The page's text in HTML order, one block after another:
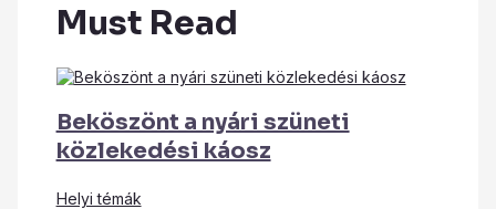
Must Read
Beköszönt a nyári szüneti
közlekedési káosz
Helyi témák